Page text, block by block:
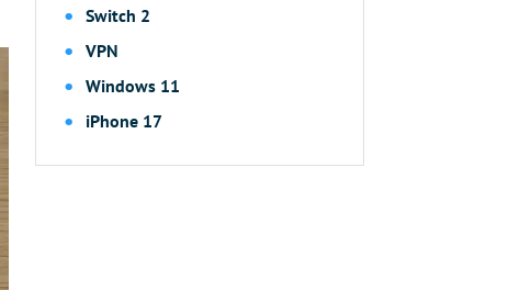
Switch 2
VPN
Windows 11
iPhone 17